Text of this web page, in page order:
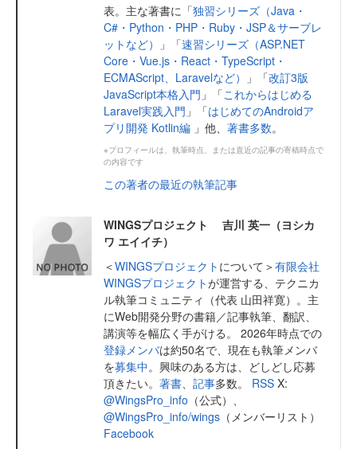
表。主な著書に「独習シリーズ（Java・
C#・Python・PHP・Ruby・JSP＆サーブレ
ットなど）
」「速習シリーズ（ASP.NET
Core・Vue.js・React・TypeScript・
ECMAScript、Laravelなど）
」「改訂3版
JavaScript本格入門 」「これからはじめる
Laravel実践入門 」「はじめてのAndroidア
プリ開発 Kotlin編 」他、 著書多数。
※プロフィールは、執筆時点、または直近の記事の寄稿時点で
の内容です
この著者の最近の執筆記事
WINGSプロジェクト 吉川 英一（ヨシカ
ワ エイイチ）
＜WINGSプロジェクト について＞有限会社
WINGSプロジェクトが運営する、テクニカ
ル執筆コミュニティ（代表 山田祥寛）。主
にWeb開発分野の書籍／記事執筆、翻訳、
講演等を幅広く手がける。 2026年時点での
登録メンバは約50名で、現在も執筆メンバ
を募集中。興味のある方は、どしどし応募
頂きたい。 著書、 記事多数。 RSS X:
@WingsPro_info （公式）、
@WingsPro_info/wings （メンバーリスト）
Facebook